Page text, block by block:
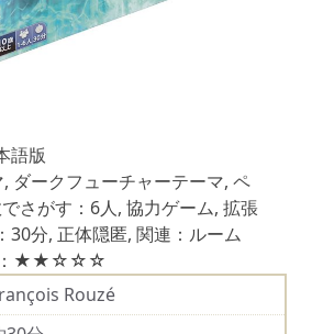
語版
, ダークフューチャーテーマ,ペ
さがす：6人,協力ゲーム,拡張
30分, 正体隠匿,関連：ルーム
：★★☆☆☆
Rouzé